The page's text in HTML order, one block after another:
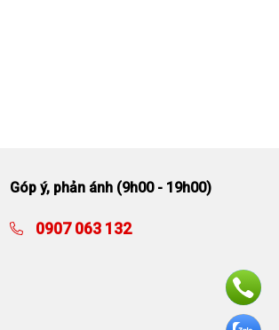
Góp ý, phản ánh (9h00 - 19h00)
0907 063 132